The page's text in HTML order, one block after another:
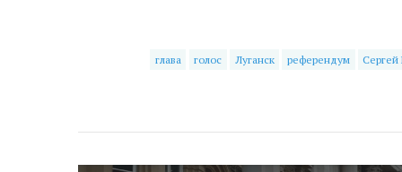
глава голос Луганск референдум Сергей